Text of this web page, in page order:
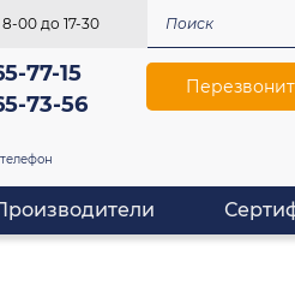
8-00 до 17-30
77-15
73-56